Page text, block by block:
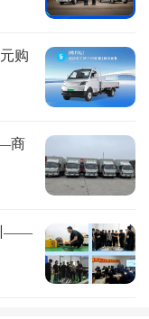
购
商
——